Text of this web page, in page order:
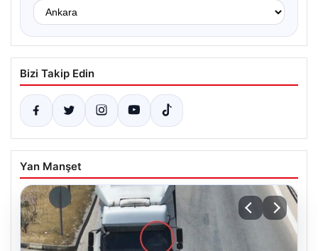
Bizi Takip Edin
Yan Manşet